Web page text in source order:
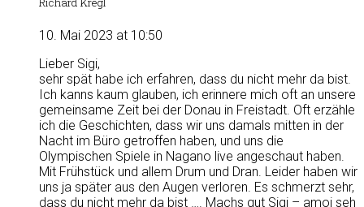
10. Mai 2023 at 10:50
Lieber Sigi,
sehr spät habe ich erfahren, dass du nicht mehr da bist.
Ich kanns kaum glauben, ich erinnere mich oft an unsere
gemeinsame Zeit bei der Donau in Freistadt. Oft erzähle
ich die Geschichten, dass wir uns damals mitten in der
Nacht im Büro getroffen haben, und uns die
Olympischen Spiele in Nagano live angeschaut haben.
Mit Frühstück und allem Drum und Dran. Leider haben wir
uns ja später aus den Augen verloren. Es schmerzt sehr,
dass du nicht mehr da bist …. Machs gut Sigi – amoi seh